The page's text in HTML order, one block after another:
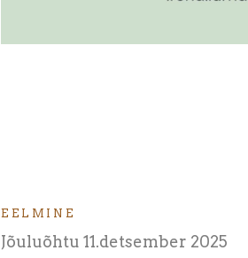
EELMINE
Jõuluõhtu 11.detsember 2025